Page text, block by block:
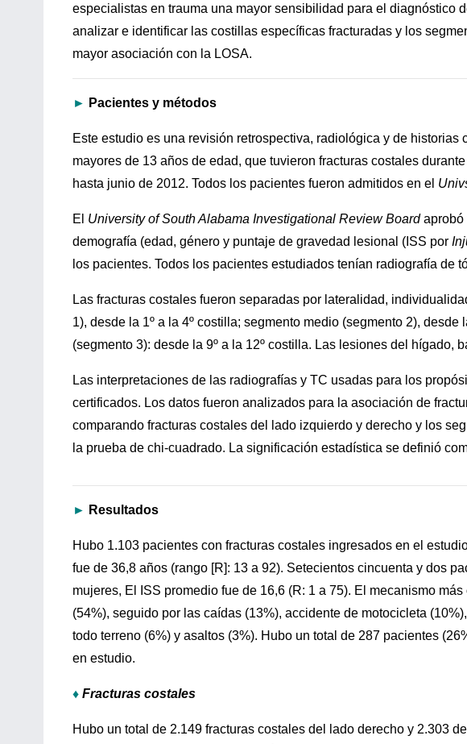
especialistas en trauma una mayor sensibilidad para el diagnóstico
analizar e identificar las costillas específicas fracturadas y los
mayor asociación con la LOSA.
► Pacientes y métodos
Este estudio es una revisión retrospectiva, radiológica y de historias
mayores de 13 años de edad, que tuvieron fracturas costales
hasta junio de 2012. Todos los pacientes fueron admitidos en el
El University of South Alabama Investigational Review Boardaprobó
demografía (edad, género y puntaje de gravedad lesional (ISS por
los pacientes. Todos los pacientes estudiados tenían radiografía de
Las fracturas costales fueron separadas por lateralidad,
1), desde la 1º a la 4º costilla; segmento medio (segmento 2), desde
(segmento 3): desde la 9º a la 12º costilla. Las lesiones del hígado,
Las interpretaciones de las radiografías y TC usadas para los
certificados. Los datos fueron analizados para la asociación de
comparando fracturas costales del lado izquierdo y derecho y los
la prueba de chi-cuadrado. La significación estadística se definió
► Resultados
Hubo 1.103 pacientes con fracturas costales ingresados en el
fue de 36,8 años (rango [R]: 13 a 92). Setecientos cincuenta y dos
mujeres, El ISS promedio fue de 16,6 (R: 1 a 75). El mecanismo
(54%), seguido por las caídas (13%), accidente de motocicleta
todo terreno (6%) y asaltos (3%). Hubo un total de 287 pacientes
en estudio.
♦ Fracturas costales
Hubo un total de 2.149 fracturas costales del lado derecho y 2.303